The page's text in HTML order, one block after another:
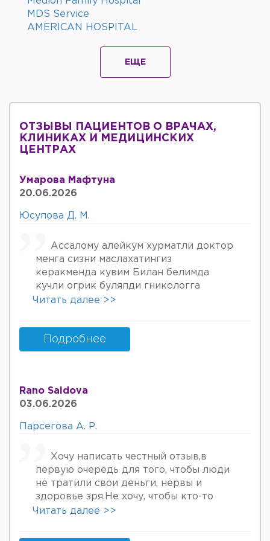
MDS Service
AMERICAN HOSPITAL
ЕЩЕ
ОТЗЫВЫ ПАЦИЕНТОВ О ВРАЧАХ,
КЛИНИКАХ И МЕДИЦИНСКИХ
ЦЕНТРАХ
Умарова Мафтуна
20.06.2026
Юсупова Д. М.
Ассалому алейкум хурматли доктор
менга сизни маслахатингиз
керакменда кувим Билан белимда
кучли огрик буляпди гникологга
онкологов уролога хирурга учрадим
куйдирдик лекин фойдаси булмаяпди
охири вирус бормикин деган фикрга
келяпман шунинг учун хатто
Беринг 34га кирдим 3та фарзанди бор
хурмат Билан Мафтуна
Читать далее >>
Подробнее
Rano Saidova
03.06.2026
Парсегова А. Р.
Хочу написать честный отзыв,в
первую очередь для того, чтобы люди
не тратили свои деньги, нервы и
здоровье зря.Не хочу, чтобы кто-то
пережил то, что пережила я. Врач
врачебной этике и нормальном
Читать далее >>